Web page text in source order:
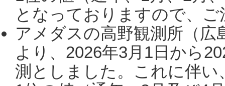
となっておりますので、
アメダスの高野観測所（
より、2026年3月1日から
測としました。これに伴い